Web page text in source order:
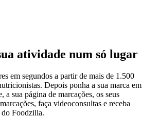
atividade num só lugar
em segundos a partir de mais de 1.500
Depois ponha a sua marca em
a sua página de marcações, os seus
faça videoconsultas e receba
do Foodzilla.